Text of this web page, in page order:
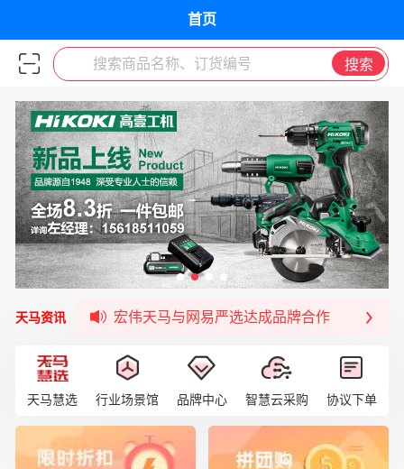
首页
搜索商品名称、订货编号 搜索
天马资讯
宏伟天马与航天电子超市顺利完成对接！
宏伟天马平台喜迎战略合作伙伴——航天动力
签约喜讯 | 宏伟与中铝集团成功签约！
福清核电—WD-40产品交流会圆满结束
天马慧选 行业场景馆 品牌中心 智慧云采购 协议下单